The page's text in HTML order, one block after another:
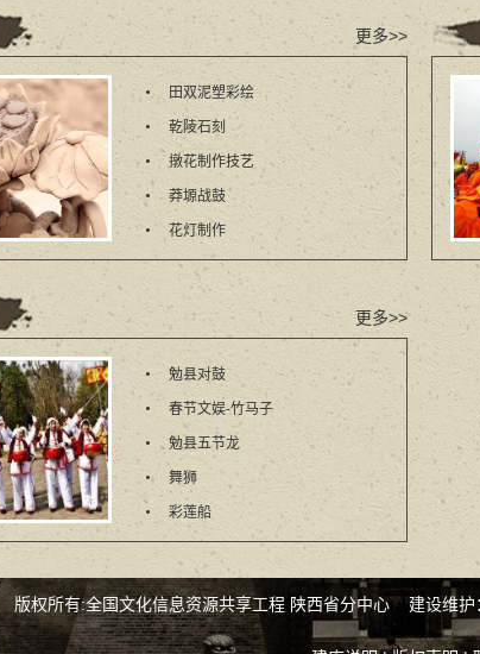
更多>>
田双泥塑彩绘
乾陵石刻
撴花制作技艺
莽塬战鼓
花灯制作
更多>>
勉县对鼓
春节文娱-竹马子
勉县五节龙
舞狮
彩莲船
版权所有:全国文化信息资源共享工程 陕西省分中心 建设维